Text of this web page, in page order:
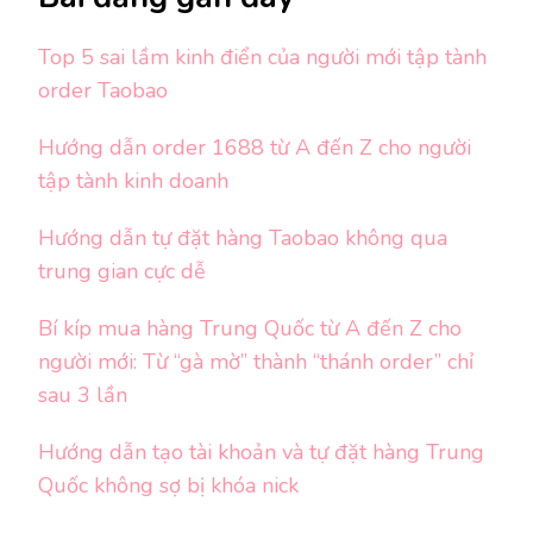
Top 5 sai lầm kinh điển của người mới tập tành
order Taobao
Hướng dẫn order 1688 từ A đến Z cho người
tập tành kinh doanh
Hướng dẫn tự đặt hàng Taobao không qua
trung gian cực dễ
Bí kíp mua hàng Trung Quốc từ A đến Z cho
người mới: Từ “gà mờ” thành “thánh order” chỉ
sau 3 lần
Hướng dẫn tạo tài khoản và tự đặt hàng Trung
Quốc không sợ bị khóa nick